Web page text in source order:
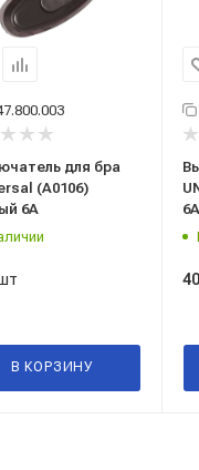
для бра
(А0106)
6А
В КОРЗИНУ
6А
40